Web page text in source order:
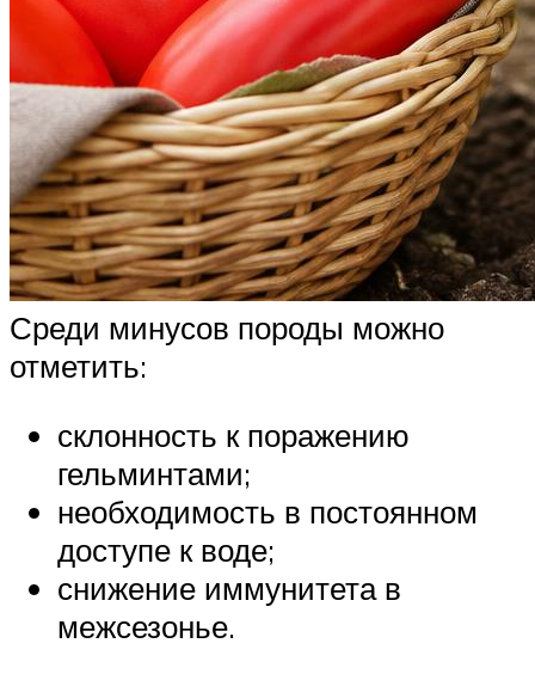
Среди минусов породы можно
отметить:
склонность к поражению
гельминтами;
необходимость в постоянном
доступе к воде;
снижение иммунитета в
межсезонье.